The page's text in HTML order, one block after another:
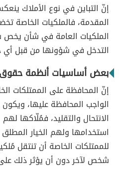
إنّ التباين في نوع الأملاك
المقدمة، فالملكيات الخاصة
الملكيات العامة في شأن يخص
التدخل في شؤونها من قبل
بعض أساسيات أنظمة حقوق
إنّ المحافظة على الممتلكات
الواجب المحافظة عليها،
الانتحال والتقليد، فمُلّاكها
استخدامها ولهم الخيار
للممتلكات الخاصة أن تنتقل
شخص لآخر دون أن يؤثر ذلك